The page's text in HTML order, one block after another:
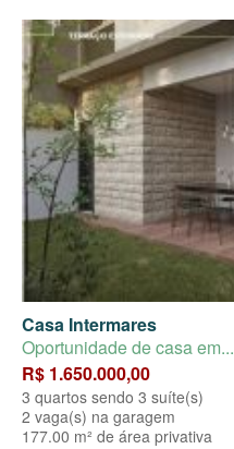
Casa Intermares
Oportunidade de casa em...
R$ 1.650.000,00
3 quartos sendo 3 suíte(s)
2 vaga(s) na garagem
177.00 m² de área privativa